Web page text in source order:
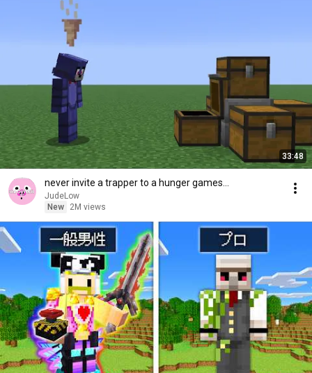
33:48
never invite a trapper to a hunger games...
JudeLow
New
2M views